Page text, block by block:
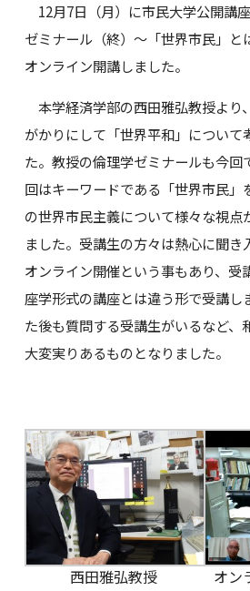
12月7日（月）に市民大学公開講
ゼミナール（終）～「世界市民」と
オンライン開講しました。
本学経済学部の西田雅弘教授より
がかりにして「世界平和」について
た。教授の倫理学ゼミナールも今回
回はキーワードである「世界市民」
の世界市民主義について様々な視点
ました。受講生の方々は熱心に聞き
オンライン開催という事もあり、受
座学形式の講座とは違う形で受講し
た後も質問する受講生がいるなど、
大変実りあるものとなりました。
西田雅弘教授 オン